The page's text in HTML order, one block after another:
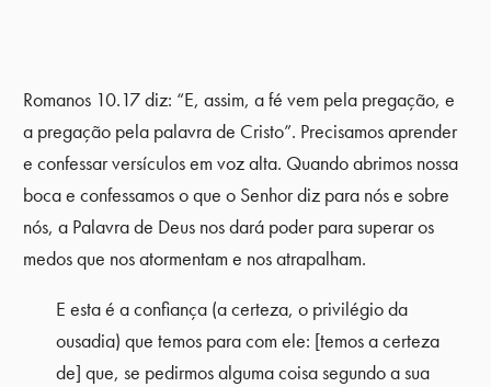
Romanos 10.17 diz: “E, assim, a fé vem pela pregação, e
a pregação pela palavra de Cristo”. Precisamos aprender
e confessar versículos em voz alta. Quando abrimos nossa
boca e confessamos o que o Senhor diz para nós e sobre
nós, a Palavra de Deus nos dará poder para superar os
medos que nos atormentam e nos atrapalham.
E esta é a confiança (a certeza, o privilégio da
ousadia) que temos para com ele: [temos a certeza
de] que, se pedirmos alguma coisa segundo a sua